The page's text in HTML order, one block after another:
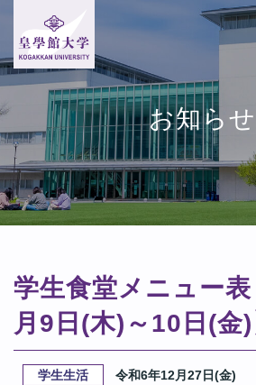
お知らせ
学生食堂メニュー
月9日(木)～10日(金)
学生生活 令和6年12月27日(金)